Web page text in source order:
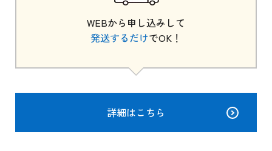
WEBから申し込みして
発送するだけでOK！
詳細はこちら